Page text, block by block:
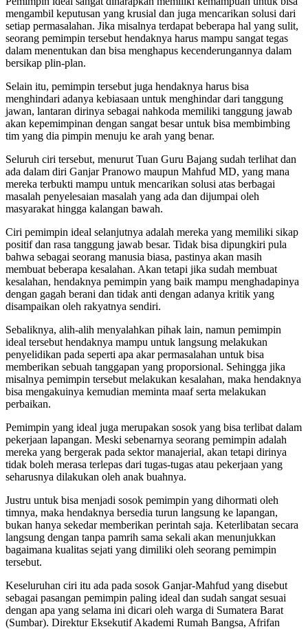
mengambil keputusan yang krusial dan juga mencarikan solusi dari
setiap permasalahan. Jika misalnya terdapat beberapa hal yang sulit,
seorang pemimpin tersebut hendaknya harus mampu sangat tegas
dalam menentukan dan bisa menghapus kecenderungannya dalam
bersikap plin-plan.
Selain itu, pemimpin tersebut juga hendaknya harus bisa
menghindari adanya kebiasaan untuk menghindar dari tanggung
jawan, lantaran dirinya sebagai nahkoda memiliki tanggung jawab
akan kepemimpinan dengan sangat besar untuk bisa membimbing
tim yang dia pimpin menuju ke arah yang benar.
Seluruh ciri tersebut, menurut Tuan Guru Bajang sudah terlihat dan
ada dalam diri Ganjar Pranowo maupun Mahfud MD, yang mana
mereka terbukti mampu untuk mencarikan solusi atas berbagai
masalah penyelesaian masalah yang ada dan dijumpai oleh
masyarakat hingga kalangan bawah.
Ciri pemimpin ideal selanjutnya adalah mereka yang memiliki sikap
positif dan rasa tanggung jawab besar. Tidak bisa dipungkiri pula
bahwa sebagai seorang manusia biasa, pastinya akan masih
membuat beberapa kesalahan. Akan tetapi jika sudah membuat
kesalahan, hendaknya pemimpin yang baik mampu menghadapinya
dengan gagah berani dan tidak anti dengan adanya kritik yang
disampaikan oleh rakyatnya sendiri.
Sebaliknya, alih-alih menyalahkan pihak lain, namun pemimpin
ideal tersebut hendaknya mampu untuk langsung melakukan
penyelidikan pada seperti apa akar permasalahan untuk bisa
memberikan sebuah tanggapan yang proporsional. Sehingga jika
misalnya pemimpin tersebut melakukan kesalahan, maka hendaknya
bisa mengakuinya kemudian meminta maaf serta melakukan
perbaikan.
Pemimpin yang ideal juga merupakan sosok yang bisa terlibat dalam
pekerjaan lapangan. Meski sebenarnya seorang pemimpin adalah
mereka yang bergerak pada sektor manajerial, akan tetapi dirinya
tidak boleh merasa terlepas dari tugas-tugas atau pekerjaan yang
seharusnya dilakukan oleh anak buahnya.
Justru untuk bisa menjadi sosok pemimpin yang dihormati oleh
timnya, maka hendaknya bersedia turun langsung ke lapangan,
bukan hanya sekedar memberikan perintah saja. Keterlibatan secara
langsung dengan tanpa pamrih sama sekali akan menunjukkan
bagaimana kualitas sejati yang dimiliki oleh seorang pemimpin
tersebut.
Keseluruhan ciri itu ada pada sosok Ganjar-Mahfud yang disebut
sebagai pasangan pemimpin paling ideal dan sudah sangat sesuai
dengan apa yang selama ini dicari oleh warga di Sumatera Barat
(Sumbar). Direktur Eksekutif Akademi Rumah Bangsa, Afrifan